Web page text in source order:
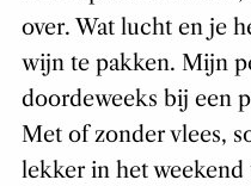
over. Wat lucht en je
wijn te pakken. Mijn
doordeweeks bij een
Met of zonder vlees,
lekker in het